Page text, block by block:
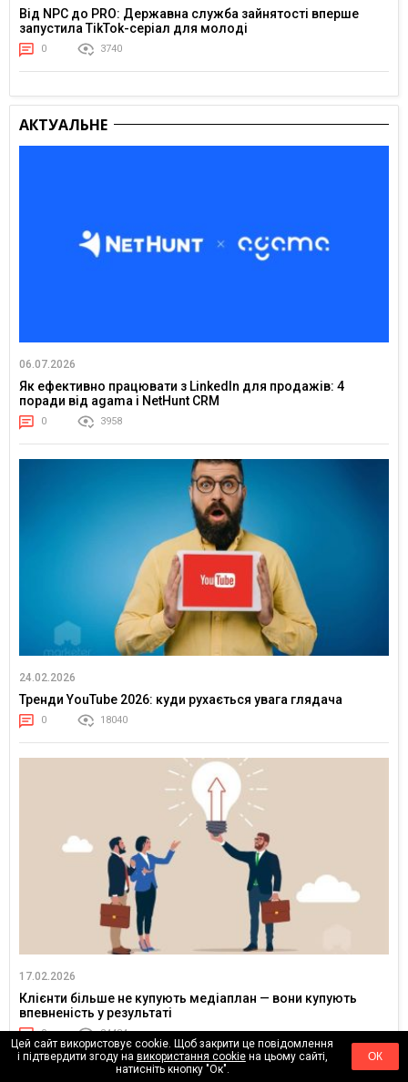
Від NPC до PRO: Державна служба зайнятості вперше
запустила TikTok-серіал для молоді
0 3740
АКТУАЛЬНЕ
06.07.2026
Як ефективно працювати з LinkedIn для продажів: 4
поради від agama і NetHunt CRM
0 3958
24.02.2026
Тренди YouTube 2026: куди рухається увага глядача
0 18040
17.02.2026
Клієнти більше не купують медіаплан — вони купують
впевненість у результаті
0 24484
Цей сайт використовує cookie. Щоб закрити це повідомлення
і підтвердити згоду на використання cookieна цьому сайті,
натисніть кнопку "Ок".
ОК